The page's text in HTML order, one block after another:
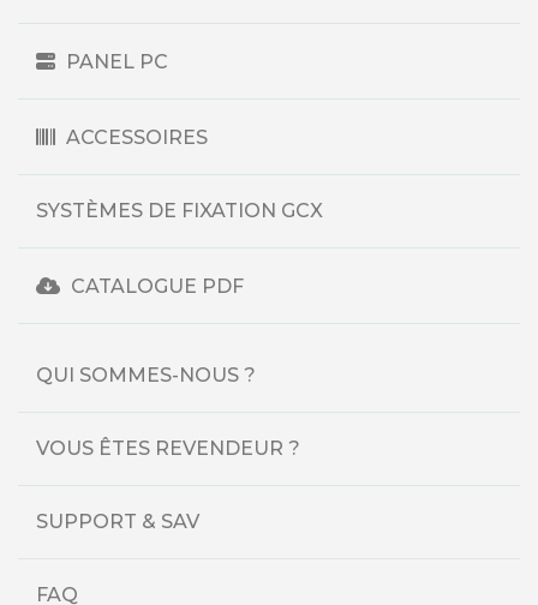
PANEL PC
ACCESSOIRES
SYSTÈMES DE FIXATION GCX
CATALOGUE PDF
QUI SOMMES-NOUS ?
VOUS ÊTES REVENDEUR ?
SUPPORT & SAV
FAQ